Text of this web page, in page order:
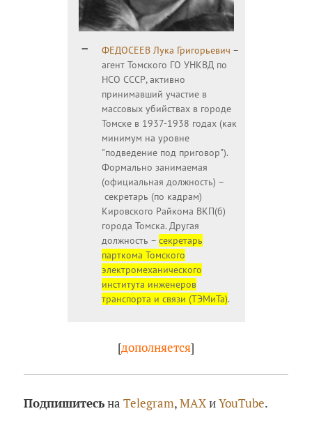
ФЕДОСЕЕВ Лука Григорьевич –
агент Томского ГО УНКВД по
НСО СССР, активно
принимавший участие в
массовых убийствах в городе
Томске в 1937-1938 годах (как
минимум на уровне
"подведение под приговор").
Формально занимаемая
(официальная должность) –
секретарь (по кадрам)
Кировского Райкома ВКП(б)
города Томска. Другая
должность – секретарь
парткома Томского
электромеханического
института инженеров
транспорта и связи (ТЭМиТа).
[дополняется]
ПодпишитесьнаTelegram,MAXиYouTube.